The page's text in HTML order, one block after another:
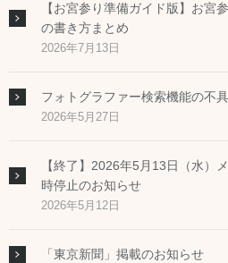
【お宮参り準備ガイド版】お宮
の書き方まとめ
2026年7月13日
フォトグラファー検索機能の不
2026年5月27日
【終了】2026年5月13日（水）
時停止のお知らせ
2026年5月12日
「東京新聞」掲載のお知らせ